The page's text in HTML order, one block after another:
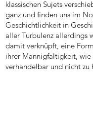
klassischen Sujets
ganz und finden uns im
Geschichtlichkeit in
aller Turbulenz allerdings
damit verknüpft, eine
ihrer Mannigfaltigkeit,
verhandelbar und nicht zu